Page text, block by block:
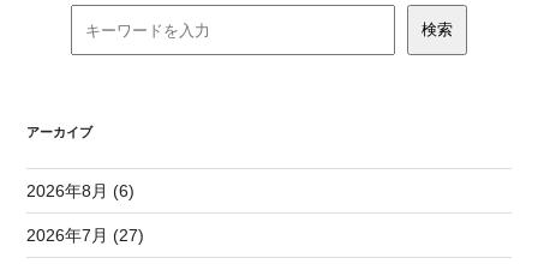
アーカイブ
2026年8月 (6)
2026年7月 (27)